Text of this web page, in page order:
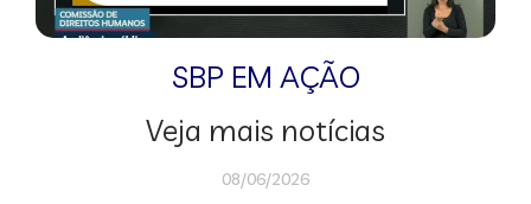
SBP EM AÇÃO
Veja mais notícias
08/06/2026